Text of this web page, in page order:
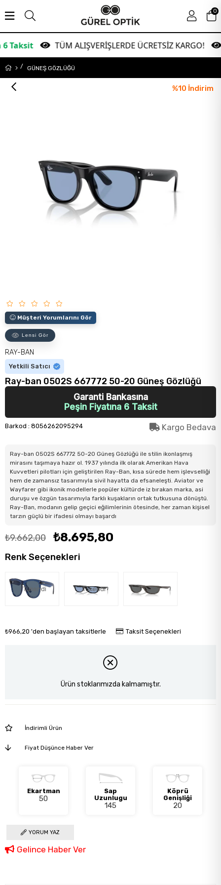
TÜM ALIŞVERİŞLERDE ÜCRETSİZ KARGO!
0
GÜNEŞ GÖZLÜĞÜ
%10 İndirim
Müşteri Yorumlarını Gör
Lensi Gör
RAY-BAN
Yetkili Satıcı
Ray-ban 0502S 667772 50-20 Güneş Gözlüğü
Garanti Bankasına
Peşin Fiyatına 6 Taksit
Barkod : 8056262095294 Kargo Bedava
Ray-ban 0502S 667772 50-20 Güneş Gözlüğü ile stilin ikonlaşmış
mirasını taşımaya hazır ol. 1937 yılında ilk olarak Amerikan Hava
Kuvvetleri pilotları için geliştirilen Ray-Ban, kısa sürede hem işlevselliği
hem de zamansız tasarımıyla sivil hayatta da efsaneleşti. Aviator ve
Wayfarer gibi ikonik modellerle popüler kültürde iz bırakan marka, asi
duruşu ve özgün tasarımıyla farklı kuşakların ortak tutkusuna dönüştü.
Ray-Ban, modanın gelip geçici eğilimlerinin ötesinde, her zaman kişisel
tarzın güçlü bir ifadesi olmayı başardı
₺9.662,00 ₺8.695,80
Renk Seçenekleri
Tükendi Tükendi
₺966,20 'den başlayan taksitlerle Taksit Seçenekleri
Ürün stoklarımızda kalmamıştır.
İndirimli Ürün
Fiyat Düşünce Haber Ver
Ekartman
50
Sap
Uzunlugu
145
Köprü
Genişliği
20
YORUM YAZ
Gelince Haber Ver